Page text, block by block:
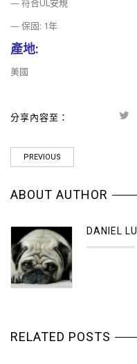
— 符合UL安規
— 保固: 1年
產地:
美國
分享內容至：
PREVIOUS
ABOUT AUTHOR
DANIEL LU
RELATED POSTS